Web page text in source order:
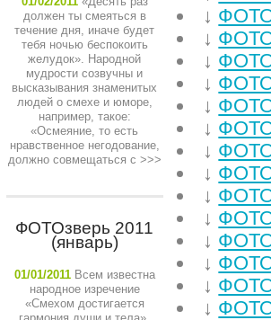
должен ты смеяться в
течение дня, иначе будет
тебя ночью беспокоить
желудок». Народной
мудрости созвучны и
высказывания знаменитых
людей о смехе и юморе,
например, такое:
«Осмеяние, то есть
нравственное негодование,
должно совмещаться с >>>
ФОТОзверь 2011
(январь)
01/01/2011 Всем известна
народное изречение
«Смехом достигается
↓
↓
↓
↓
↓
↓
↓
↓
↓
↓
↓
↓
↓
↓